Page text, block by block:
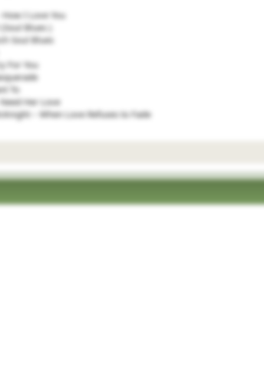
I Love You
(Soul Blues )
Soul Blues
For You
To
Her Love
– When Love Refuses to Fade